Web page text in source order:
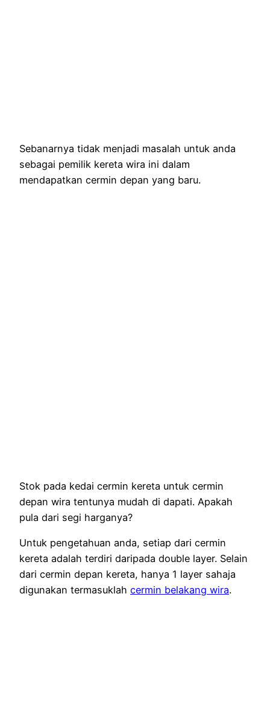
Sebanarnya tidak menjadi masalah untuk anda
sebagai pemilik kereta wira ini dalam
mendapatkan cermin depan yang baru.
Stok pada kedai cermin kereta untuk cermin
depan wira tentunya mudah di dapati. Apakah
pula dari segi harganya?
Untuk pengetahuan anda, setiap dari cermin
kereta adalah terdiri daripada double layer. Selain
dari cermin depan kereta, hanya 1 layer sahaja
digunakan termasuklah cermin belakang wira.